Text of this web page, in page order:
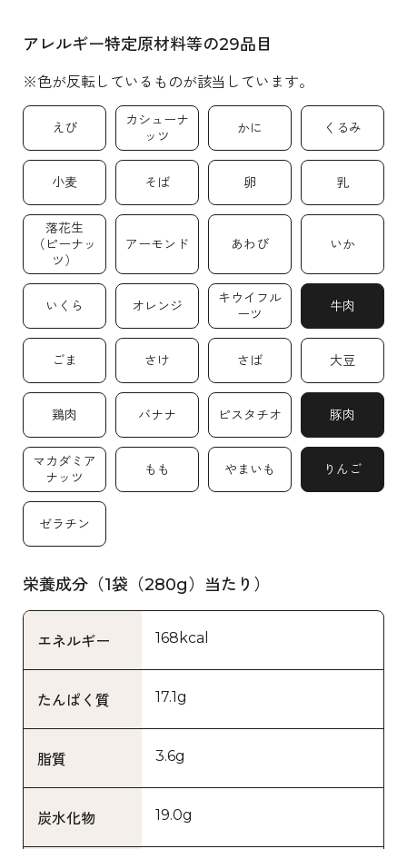
アレルギー特定原材料等の29品目
※色が反転しているものが該当しています。
えび
カシューナ
ッツ
かに くるみ
小麦 そば 卵 乳
落花生
（ピーナッ
ツ）
アーモンド あわび いか
いくら オレンジ
キウイフル
ーツ
牛肉
ごま さけ さば 大豆
鶏肉 バナナ ピスタチオ 豚肉
マカダミア
ナッツ
もも やまいも りんご
ゼラチン
栄養成分（1袋（280g）当たり）
エネルギー 168kcal
たんぱく質 17.1g
脂質 3.6g
炭水化物 19.0g